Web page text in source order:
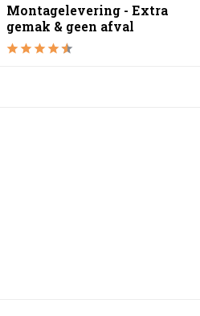
Montagelevering - Extra
gemak & geen afval